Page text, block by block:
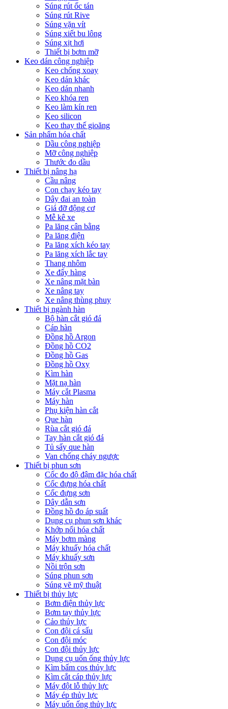
Súng rút ốc tán
Súng rút Rive
Súng vặn vít
Súng xiết bu lông
Súng xịt hơi
Thiết bị bơm mỡ
Keo dán công nghiệp
Keo chống xoay
Keo dán khác
Keo dán nhanh
Keo khóa ren
Keo làm kín ren
Keo silicon
Keo thay thế gioăng
Sản phẩm hóa chất
Dầu công nghiệp
Mỡ công nghiệp
Thước đo dầu
Thiết bị nâng hạ
Cầu nâng
Con chạy kéo tay
Dây đai an toàn
Giá đỡ động cơ
Mễ kê xe
Pa lăng cân bằng
Pa lăng điện
Pa lăng xích kéo tay
Pa lăng xích lắc tay
Thang nhôm
Xe đẩy hàng
Xe nâng mặt bàn
Xe nâng tay
Xe nâng thùng phuy
Thiết bị ngành hàn
Bộ hàn cắt gió đá
Cáp hàn
Đồng hồ Argon
Đồng hồ CO2
Đồng hồ Gas
Đồng hồ Oxy
Kìm hàn
Mặt nạ hàn
Máy cắt Plasma
Máy hàn
Phụ kiện hàn cắt
Que hàn
Rùa cắt gió đá
Tay hàn cắt gió đá
Tủ sấy que hàn
Van chống cháy ngược
Thiết bị phun sơn
Cốc đo độ đậm đặc hóa chất
Cốc đựng hóa chất
Cốc đựng sơn
Dây dẫn sơn
Đồng hồ đo áp suất
Dụng cụ phun sơn khác
Khớp nối hóa chất
Máy bơm màng
Máy khuấy hóa chất
Máy khuấy sơn
Nồi trộn sơn
Súng phun sơn
Súng vẽ mỹ thuật
Thiết bị thủy lực
Bơm điện thủy lực
Bơm tay thủy lực
Cảo thủy lực
Con đội cá sấu
Con đội móc
Con đội thủy lực
Dụng cụ uốn ống thủy lực
Kìm bấm cos thủy lực
Kìm cắt cáp thủy lực
Máy đột lỗ thủy lực
Máy ép thủy lực
Máy uốn ống thủy lực